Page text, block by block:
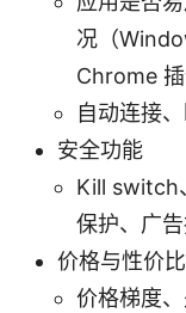
况（
Chrome 插
自动连接
安全功能
Kill switch
保护、广告
价格与性价比
价格梯度